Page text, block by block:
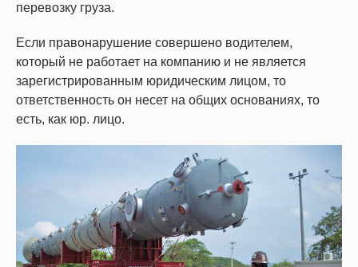
перевозку груза.
Если правонарушение совершено водителем,
который не работает на компанию и не является
зарегистрированным юридическим лицом, то
ответственность он несет на общих основаниях, то
есть, как юр. лицо.